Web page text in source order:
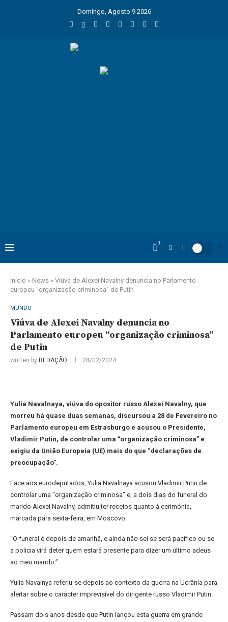
Domingo, Agosto 9 2026
0
Início » News » Viúva de Alexei Navalny denuncia no Parlamento
europeu “organização criminosa” de Putin
MUNDO
Viúva de Alexei Navalny denuncia no
Parlamento europeu “organização criminosa”
de Putin
written by REDAÇÃO 28/02/2024
Yulia Navalnaya, viúva do opositor russo Alexei Navalny, que
morreu há quase duas semanas, discursou a 28 de Fevereiro no
Parlamento europeu em Estrasburgo e acusou o Presidente,
Vladimir Putin, de controlar uma “organização criminosa” e
exigiu da União Europeia (UE) mais do que “declarações de
preocupação”.
Face aos eurodeputados, Yulia Navalnaya acusou Vladimir Putin de
controlar uma “organização criminosa” e, a dois dias do funeral do
marido Alexei Navalny, admitiu ter receios quanto à cerimónia,
marcada para sexta-feira, em Moscovo.
“O funeral é depois de amanhã, e ainda não sei se será pacifico ou se
a policia virá deter quem estará presente para dizer um último adeus
ao meu marido.”
Yulia Navalnya referiu-se depois ao contexto da guerra na Ucrânia para
alertar sobre o carácter imprevisível do dirigente russo Vladimir Putin.
Passam dois anos desde que Putin lançou esta guerra em grande